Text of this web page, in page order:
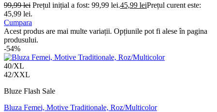
99,99lei Prețul inițial a fost: 99,99 lei.45,99 leiPrețul curent este:
45,99 lei.
Cumpara
Acest produs are mai multe variații. Opțiunile pot fi alese în pagina
produsului.
-54%
40/XL
42/XXL
Bluze Flash Sale
Bluza Femei, Motive Traditionale, Roz/Multicolor